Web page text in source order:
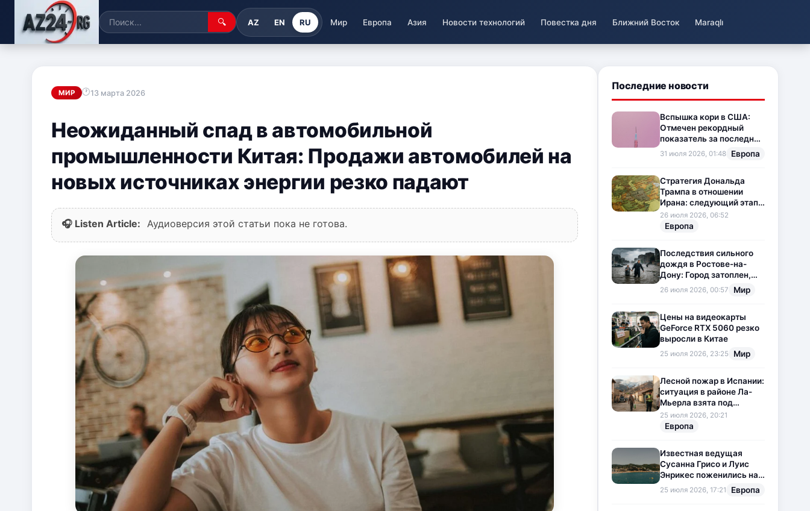
🔍 AZ EN RU Мир Европа Азия Новости технологий Повестка дня Ближний Восток Maraqlı
МИР 13 марта 2026
Неожиданный спад в автомобильной
промышленности Китая: Продажи автомобилей на
новых источниках энергии резко падают
🎧 Listen Article: Аудиоверсия этой статьи пока не готова.
Последние новости
Вспышка кори в США:
Отмечен рекордный
показатель за последние
35 лет
31 июля 2026, 01:48 Европа
Стратегия Дональда
Трампа в отношении
Ирана: следующий этап
напряженности на
Ближнем Востоке
26 июля 2026, 06:52
Европа
Последствия сильного
дождя в Ростове-на-
Дону: Город затоплен,
свет отключен
26 июля 2026, 00:57 Мир
Цены на видеокарты
GeForce RTX 5060 резко
выросли в Китае
25 июля 2026, 23:25 Мир
Лесной пожар в Испании:
ситуация в районе Ла-
Мьерла взята под
контроль
25 июля 2026, 20:21
Европа
Известная ведущая
Сусанна Грисо и Луис
Энрикес поженились на
Коста-Браве
25 июля 2026, 17:21 Европа